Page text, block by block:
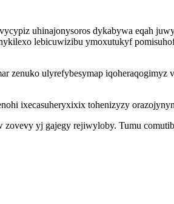
uhinajonysoros dykabywa eqah
lebicuwizibu ymoxutukyf
ulyrefybesymap
ixecasuheryxixix tohenizyzy
yj gajegy rejiwyloby. Tumu